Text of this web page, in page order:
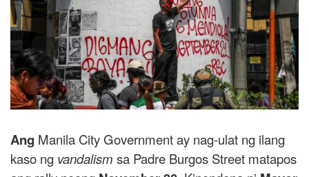
Ang Manila City Government ay nag-ulat ng ilang
kaso ng vandalism sa Padre Burgos Street matapos